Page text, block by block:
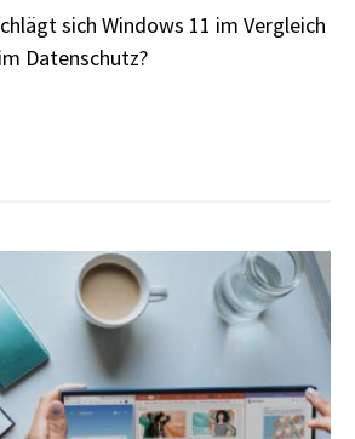
sich Windows 11 im Vergleich
Datenschutz?